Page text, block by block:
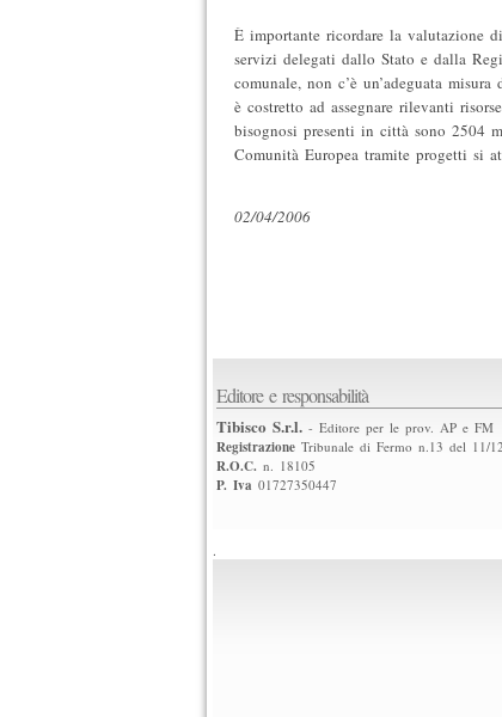
È importante ricordare la valutazione
servizi delegati dallo Stato e dalla
comunale, non c’è un’adeguata
è costretto ad assegnare rilevanti
bisognosi presenti in città sono 2504
Comunità Europea tramite progetti si
02/04/2006
Editore e responsabilità
Tibisco S.r.l.- Editore per le prov. AP e FM
RegistrazioneTribunale di Fermo n.13 del 11/
R.O.C. n. 18105
P. Iva 01727350447
.